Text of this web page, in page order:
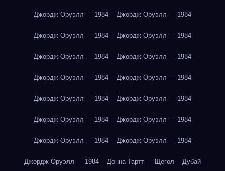
Джордж Оруэлл — 1984 Джордж Оруэлл — 1984
Джордж Оруэлл — 1984 Джордж Оруэлл — 1984
Джордж Оруэлл — 1984 Джордж Оруэлл — 1984
Джордж Оруэлл — 1984 Джордж Оруэлл — 1984
Джордж Оруэлл — 1984 Джордж Оруэлл — 1984
Джордж Оруэлл — 1984 Джордж Оруэлл — 1984
Джордж Оруэлл — 1984 Джордж Оруэлл — 1984
Джордж Оруэлл — 1984 Донна Тартт — Щегол Дубай